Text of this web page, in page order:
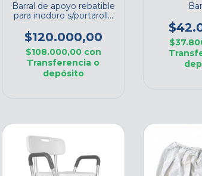
Barral de apoyo rebatible
para inodoro s/portarollo
$120.000,00
$108.000,00 con
Transferencia o
depósito